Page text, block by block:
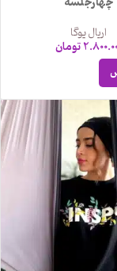
اریال یوگا
تومان